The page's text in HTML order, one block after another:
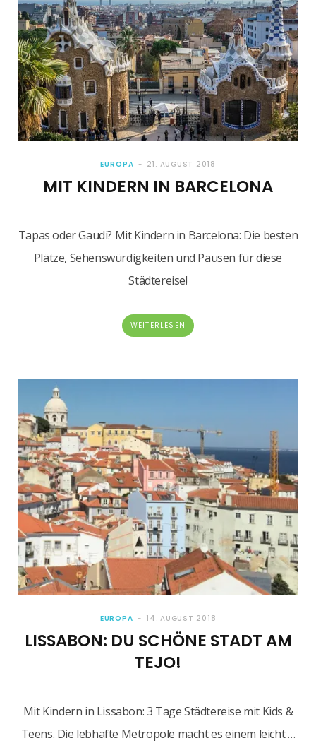
EUROPA 21. AUGUST 2018
MIT KINDERN IN BARCELONA
Tapas oder Gaudi? Mit Kindern in Barcelona: Die besten
Plätze, Sehenswürdigkeiten und Pausen für diese
Städtereise!
WEITERLESEN
EUROPA 14. AUGUST 2018
LISSABON: DU SCHÖNE STADT AM
TEJO!
Mit Kindern in Lissabon: 3 Tage Städtereise mit Kids &
Teens. Die lebhafte Metropole macht es einem leicht …